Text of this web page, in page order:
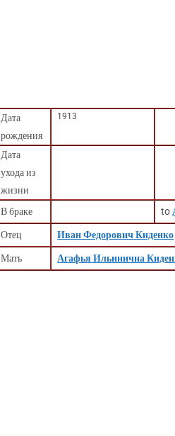
Дата
рождения
1913
Дата
ухода из
жизни
В браке
to
Отец Иван Федорович Киденко
Мать Агафья Ильинична